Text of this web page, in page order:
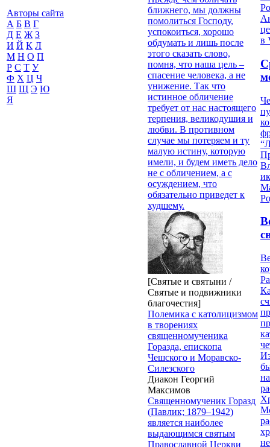
Авторы сайта
А Б В Г
Д Е Ж З
И Й К Л
М Н О П
Р С Т У
Ф Х Ц Ч
Ш Щ Э Ю
Я
ближнего, мы должны
помолиться Господу,
успокоиться, хорошо
обдумать и лишь после
этого сказать слово,
помня, что наша цель –
спасение человека, а не
унижение. Так что
истинное обличение
требует от нас настоящего
терпения, великодушия и
любви. В противном
случае мы потеряем и ту
малую истину, которую
имели, и будем иметь дело
не с обличением, а с
осуждением, что
обязательно приведет к
худшему.
[Святые и святыни /
Святые и подвижники
благочестия]
Полемика с католицизмом
в творениях
священномученика
Горазда, епископа
Чешского и Моравско-
Силезского
Диакон Георгий
Максимов
Священномученик Горазд
(Павлик; 1879–1942)
является наиболее
выдающимся святым
Православной Церкви
в